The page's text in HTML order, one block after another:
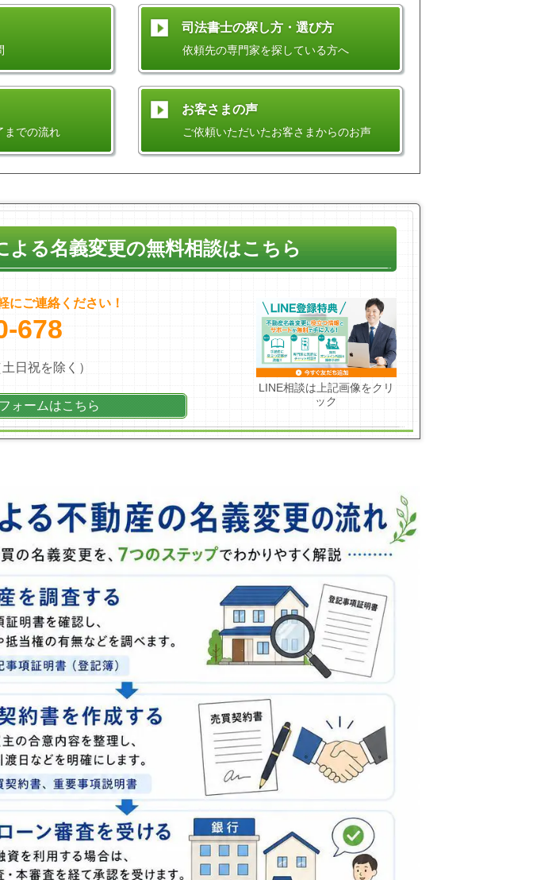
司法書士の探し方・選び方
依頼先の専門家を探している方へ
までの流れ
お客さまの声
ご依頼いただいたお客さまからのお声
よる名義変更の無料相談はこちら
LINE相談は上記画像をクリ
ック
にご連絡ください！
678
日祝を除く）
ォームはこちら